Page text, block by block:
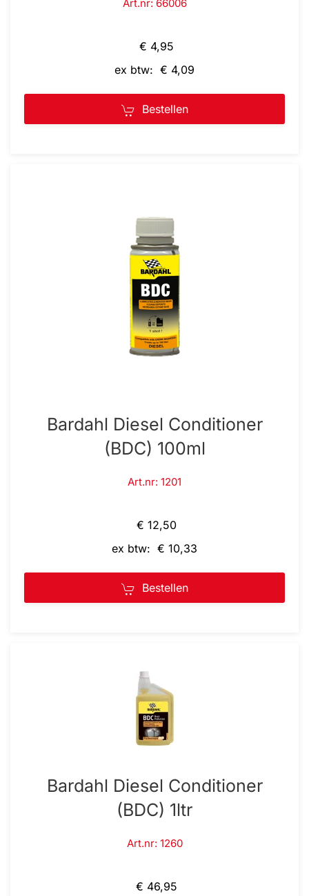
Art.nr: 66006
€ 4,95
ex btw: € 4,09
Bestellen
Bardahl Diesel Conditioner
(BDC) 100ml
Art.nr: 1201
€ 12,50
ex btw: € 10,33
Bestellen
Bardahl Diesel Conditioner
(BDC) 1ltr
Art.nr: 1260
€ 46,95